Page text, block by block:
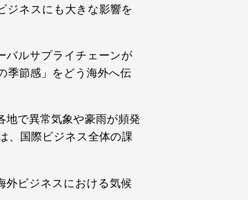
ジネスにも大きな影響を
バルサプライチェーンが
季節感」をどう海外へ伝
地で異常気象や豪雨が頻発
、国際ビジネス全体の課
外ビジネスにおける気候